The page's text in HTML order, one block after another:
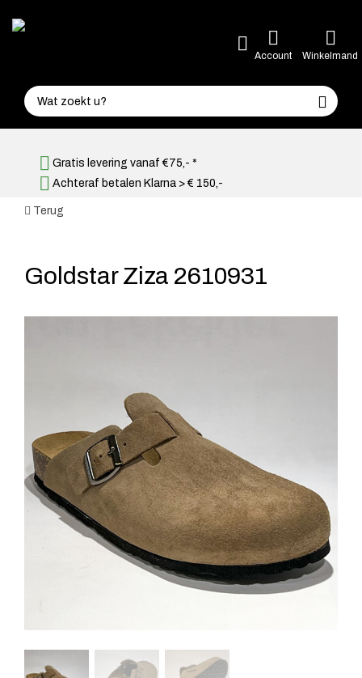
Account Winkelmand
Gratis levering vanaf €75,- *
Achteraf betalen Klarna > € 150,-
Terug
Goldstar Ziza 2610931